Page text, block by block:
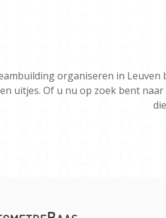
organiseren in Leuven
uitjes. Of u nu op zoek bent